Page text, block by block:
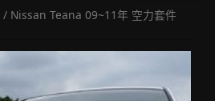
/ Nissan Teana 09~11年 空力套件